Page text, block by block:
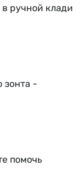
ручной клади
зонта -
помочь